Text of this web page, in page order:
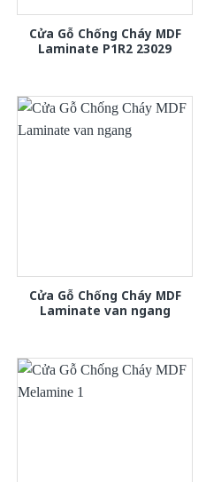
Cửa Gỗ Chống Cháy MDF
Laminate P1R2 23029
Cửa Gỗ Chống Cháy MDF
Laminate van ngang